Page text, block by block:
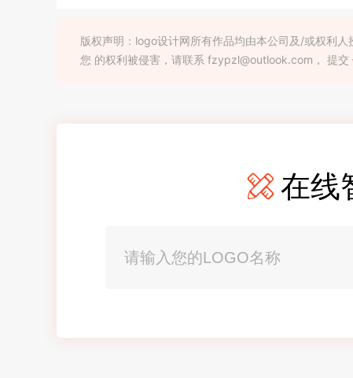
版权声明：logo设计网所有作品均由本公司及/或权利
您 的权利被侵害，请联系 fzypzl@outlook.com， 提交
在线